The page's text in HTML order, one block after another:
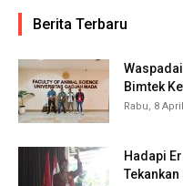
Berita Terbaru
Bimtek
Rabu, 8
Hadapi